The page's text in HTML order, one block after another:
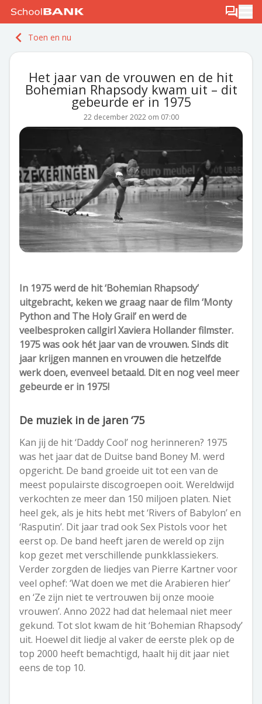
Ga naar de inhoud Berichten
Meld je gratis aan
Toen en nu
Het jaar van de vrouwen en de hit
Bohemian Rhapsody kwam uit – dit
gebeurde er in 1975
22 december 2022 om 07:00
In 1975 werd de hit ‘Bohemian Rhapsody’
uitgebracht, keken we graag naar de film ‘Monty
Python and The Holy Grail’ en werd de
veelbesproken callgirl Xaviera Hollander filmster.
1975 was ook hét jaar van de vrouwen. Sinds dit
jaar krijgen mannen en vrouwen die hetzelfde
werk doen, evenveel betaald. Dit en nog veel meer
gebeurde er in 1975!
De muziek in de jaren ‘75
Kan jij de hit ‘Daddy Cool’ nog herinneren? 1975
was het jaar dat de Duitse band Boney M. werd
opgericht. De band groeide uit tot een van de
meest populairste discogroepen ooit. Wereldwijd
verkochten ze meer dan 150 miljoen platen. Niet
heel gek, als je hits hebt met ‘Rivers of Babylon’ en
‘Rasputin’. Dit jaar trad ook Sex Pistols voor het
eerst op. De band heeft jaren de wereld op zijn
kop gezet met verschillende punkklassiekers.
Verder zorgden de liedjes van Pierre Kartner voor
veel ophef: ‘Wat doen we met die Arabieren hier’
en ‘Ze zijn niet te vertrouwen bij onze mooie
vrouwen’. Anno 2022 had dat helemaal niet meer
gekund. Tot slot kwam de hit ‘Bohemian Rhapsody’
uit. Hoewel dit liedje al vaker de eerste plek op de
top 2000 heeft bemachtigd, haalt hij dit jaar niet
eens de top 10.